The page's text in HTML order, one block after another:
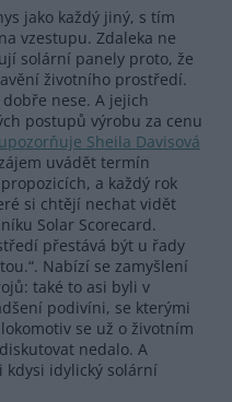
jako každý jiný, s tím
vzestupu. Zdaleka ne
solární panely proto, že
životního prostředí.
nese. A jejich
postupů výrobu za cenu
upozorňuje Sheila Davisová
uvádět termín
a každý rok
si chtějí nechat vidět
Solar Scorecard.
přestává být u řady
Nabízí se zamyšlení
také to asi byli v
podivíni, se kterými
se už o životním
nedalo. A
kdysi idylický solární